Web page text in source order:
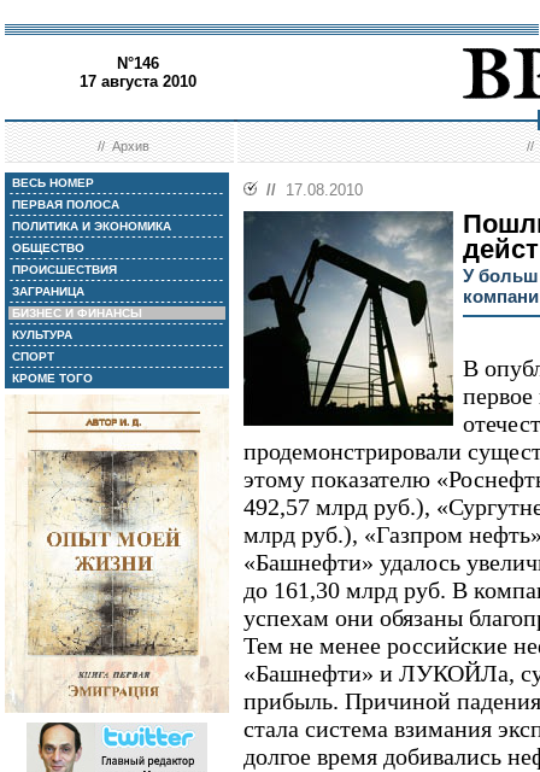
N°146
17 августа 2010
//Архив //
ВЕСЬ НОМЕР
ПЕРВАЯ ПОЛОСА
ПОЛИТИКА И ЭКОНОМИКА
ОБЩЕСТВО
ПРОИСШЕСТВИЯ
ЗАГРАНИЦА
БИЗНЕС И ФИНАНСЫ
КУЛЬТУРА
СПОРТ
КРОМЕ ТОГО
// 17.08.2010
У
В
продемонстрировали
этому показателю
492,57 млрд руб.),
млрд руб.), «Газпром
«Башнефти» удалось
до 161,30 млрд руб. В
успехам они обязаны
Тем не менее российские
«Башнефти» и ЛУКОЙЛа,
прибыль. Причиной
стала система взимания
долгое время добивались